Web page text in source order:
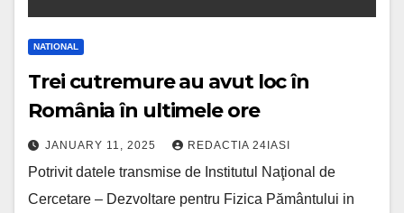
NATIONAL
Trei cutremure au avut loc în
România în ultimele ore
JANUARY 11, 2025 REDACTIA 24IASI
Potrivit datele transmise de Institutul Naţional de
Cercetare – Dezvoltare pentru Fizica Pământului in